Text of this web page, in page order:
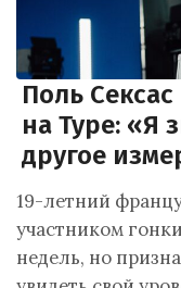
Поль
на Туре: «Я
другое
19-летний
участником
недель, но